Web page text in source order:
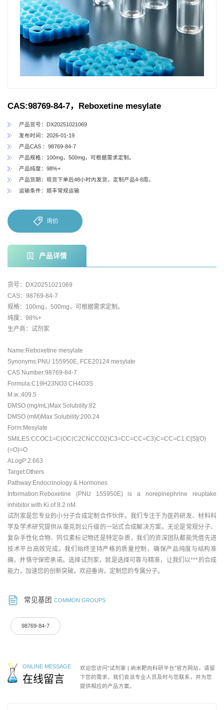
CAS:98769-84-7，Reboxetine mesylate
产品货号：DX20251021069
发布时间：2026-01-19
产品CAS ：98769-84-7
产品规格：100mg，500mg，可根据需求定制。
产品纯度：98%+
产品货期：现货下单后48小时内发货，定制产品4-8周。
运输条件：顺丰常规运输
询价
产品详情
货号：DX20251021069
CAS：98769-84-7
规格：100mg，500mg，可根据需求定制。
纯度：98%+
生产商：试剂家
Name:Reboxetine mesylate
Synonyms:PNU 155950E, FCE20124 mesylate
CAS Number:98769-84-7
Formula:C19H23NO3.CH4O3S
M.w.:409.5
DMSO (mg/mL)Max Solubility:82
DMSO (mM)Max Solubility:200.24
Form:Mesylate
SMILES:CCOC1=C(OC(C2CNCCO2)C3=CC=CC=C3)C=CC=C1.C[S](O)
(=O)=O
ALogP:2.663
Target:Others
Pathway:Endocrinology & Hormones
Information:Reboxetine (PNU 155950E) is a norepinephrine reuptake
inhibitor with Ki of 8.2 nM.
试剂家是您专业的小分子合成定制合作伙伴。我们专注于为医药研发、材料科
学及学术研究提供从毫克到公斤级的一站式合成解决方案。无论是常规分子、
复杂手性化合物、同位素标记物还是特定杂质，我们的资深团队都能凭借先进
技术平台高效完成。我们始终坚持严格的质量控制，确保产品纯度与结构准
确，并恪守保密承诺。选择试剂家，就是选择可靠与精准，让我们以***的合成
能力，加速您的创新突破。欢迎垂询，定制您的专属分子。
常见基团 COMMON GROUPS
98769-84-7
ONLINE MESSAGE
在线留言
欢迎您访问“试剂家 | 纳米靶向科研平台”官方网站，请留
下您的需求，我们会派专业人员及时与您联系，并为您
提供相应的产品方案。